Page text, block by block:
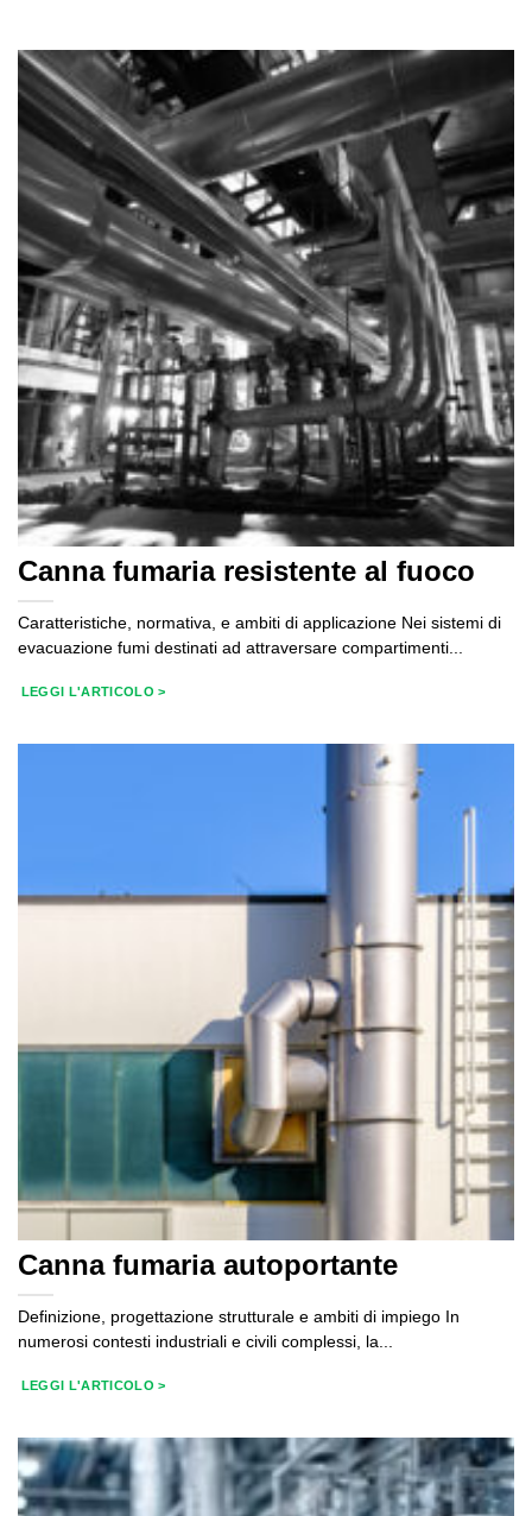
Canna fumaria resistente al fuoco
Caratteristiche, normativa, e ambiti di applicazione Nei sistemi di
evacuazione fumi destinati ad attraversare compartimenti...
LEGGI L'ARTICOLO >
Canna fumaria autoportante
Definizione, progettazione strutturale e ambiti di impiego In
numerosi contesti industriali e civili complessi, la...
LEGGI L'ARTICOLO >